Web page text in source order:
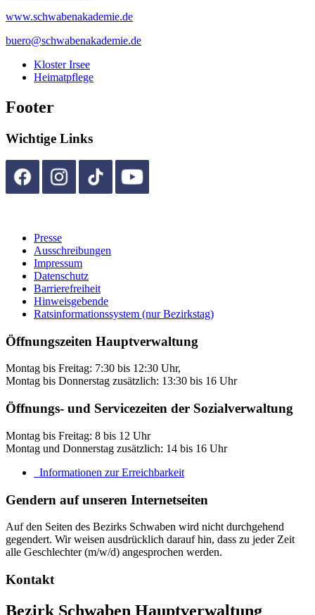
www.schwabenakademie.de
buero@schwabenakademie.de
Kloster Irsee
Heimatpflege
Footer
Wichtige Links
Presse
Ausschreibungen
Impressum
Datenschutz
Barrierefreiheit
Hinweisgebende
Ratsinformationssystem (nur Bezirkstag)
Öffnungszeiten Hauptverwaltung
Montag bis Freitag: 7:30 bis 12:30 Uhr,
Montag bis Donnerstag zusätzlich: 13:30 bis 16 Uhr
Öffnungs- und Servicezeiten der Sozialverwaltung
Montag bis Freitag: 8 bis 12 Uhr
Montag und Donnerstag zusätzlich: 14 bis 16 Uhr
Informationen zur Erreichbarkeit
Gendern auf unseren Internetseiten
Auf den Seiten des Bezirks Schwaben wird nicht durchgehend
gegendert. Wir weisen ausdrücklich darauf hin, dass zu jeder Zeit
alle Geschlechter (m/w/d) angesprochen werden.
Kontakt
Bezirk Schwaben Hauptverwaltung